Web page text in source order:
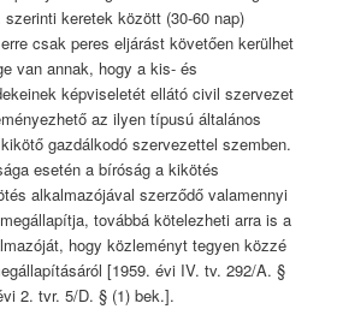
keretek között (30-60 nap)
csak peres eljárást követően kerülhet
van annak, hogy a kis- és
képviseletét ellátó civil szervezet
az ilyen típusú általános
gazdálkodó szervezettel szemben.
esetén a bíróság a kikötés
alkalmazójával szerződő valamennyi
továbbá kötelezheti arra is a
hogy közleményt tegyen közzé
[1959. évi IV. tv. 292/A. §
2. tvr. 5/D. § (1) bek.].